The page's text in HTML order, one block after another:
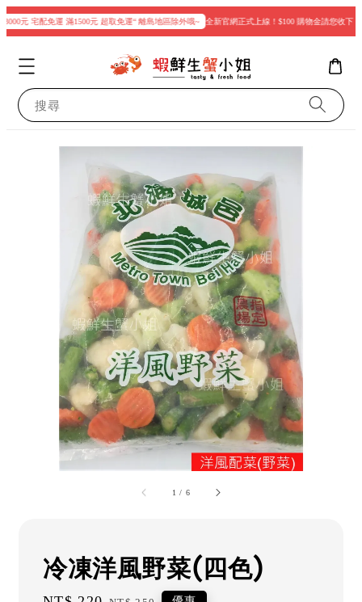
元 宅配免運 滿1500元 超取免運“ 離島地區除外哦~ 全新官網正式上線！$100 購物金請您收下
搜尋
1 / 6
冷凍洋風野菜(四色)